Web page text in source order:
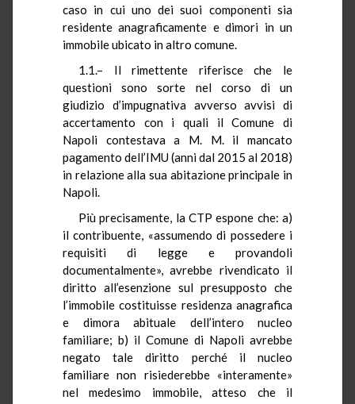
caso in cui uno dei suoi componenti sia
residente anagraficamente e dimori in un
immobile ubicato in altro comune.
1.1.– Il rimettente riferisce che le
questioni sono sorte nel corso di un
giudizio d’impugnativa avverso avvisi di
accertamento con i quali il Comune di
Napoli contestava a M. M. il mancato
pagamento dell’IMU (anni dal 2015 al 2018)
in relazione alla sua abitazione principale in
Napoli.
Più precisamente, la CTP espone che: a)
il contribuente, «assumendo di possedere i
requisiti di legge e provandoli
documentalmente», avrebbe rivendicato il
diritto all’esenzione sul presupposto che
l’immobile costituisse residenza anagrafica
e dimora abituale dell’intero nucleo
familiare; b) il Comune di Napoli avrebbe
negato tale diritto perché il nucleo
familiare non risiederebbe «interamente»
nel medesimo immobile, atteso che il